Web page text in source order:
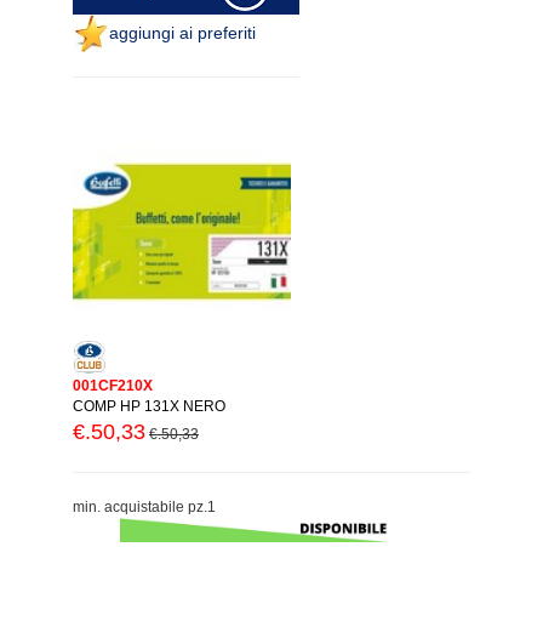
aggiungi ai preferiti
001CF210X
COMP HP 131X NERO
€.50,33 €.50,33
min. acquistabile pz.1